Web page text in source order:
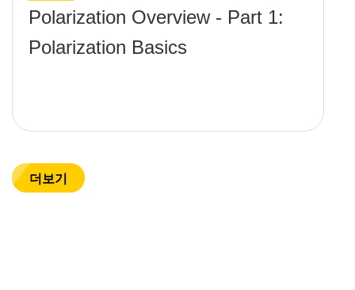
Polarization Overview - Part 1:
Polarization Basics
더보기